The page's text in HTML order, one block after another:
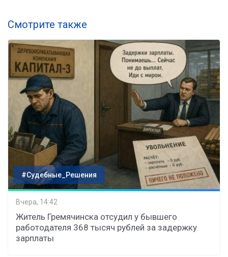
Смотрите также
#Судебные_Решения
Вчера, 14:42
Житель Гремячинска отсудил у бывшего
работодателя 368 тысяч рублей за задержку
зарплаты